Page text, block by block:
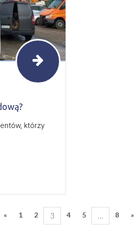
którzy
« 1 2 3 4 5 … 8 »